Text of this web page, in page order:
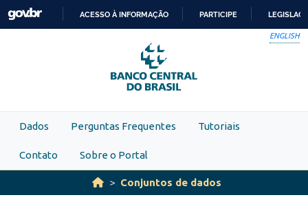
Skip to main content
PARA
O
CONTEÚDO
ACESSO À INFORMAÇÃO PARTICIPE
ENGLISH
Dados Perguntas Frequentes Tutoriais
Contato Sobre o Portal
Conjuntos de dados